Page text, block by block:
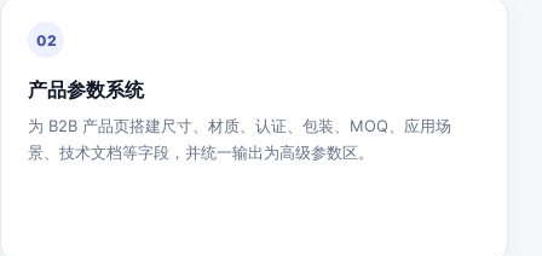
02
产品参数系统
为 B2B 产品页搭建尺寸、材质、认证、包装、MOQ、应用场
景、技术文档等字段，并统一输出为高级参数区。